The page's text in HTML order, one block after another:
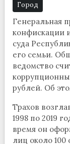
Город
Генеральная
конфискации
суда
его семьи.
ведомство
рублей. Об
Трахов
1998 по 2019
время он
лиц около